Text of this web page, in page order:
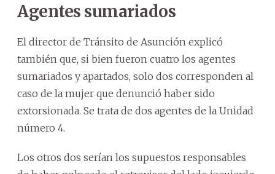
Agentes sumariados
El director de Tránsito de Asunción explicó
también que, si bien fueron cuatro los agentes
sumariados y apartados, solo dos corresponden al
caso de la mujer que denunció haber sido
extorsionada. Se trata de dos agentes de la Unidad
número 4.
Los otros dos serían los supuestos responsables